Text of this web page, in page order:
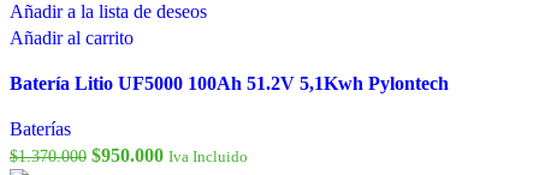
Añadir a la lista de deseos
Añadir al carrito
Batería Litio UF5000 100Ah 51.2V 5,1Kwh Pylontech
Baterías
$1.370.000 $950.000 Iva Incluido